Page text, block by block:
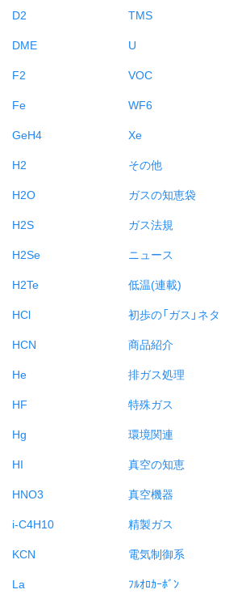
D2
DME
F2
Fe
GeH4
H2
H2O
H2S
H2Se
H2Te
HCl
HCN
He
HF
Hg
HI
HNO3
i-C4H10
KCN
La
TMS
U
VOC
WF6
Xe
その他
ガスの知恵袋
ガス法規
ニュース
低温(連載)
初歩の「ガス」ネタ
商品紹介
排ガス処理
特殊ガス
環境関連
真空の知恵
真空機器
精製ガス
電気制御系
ﾌﾙｵﾛｶｰﾎﾞﾝ